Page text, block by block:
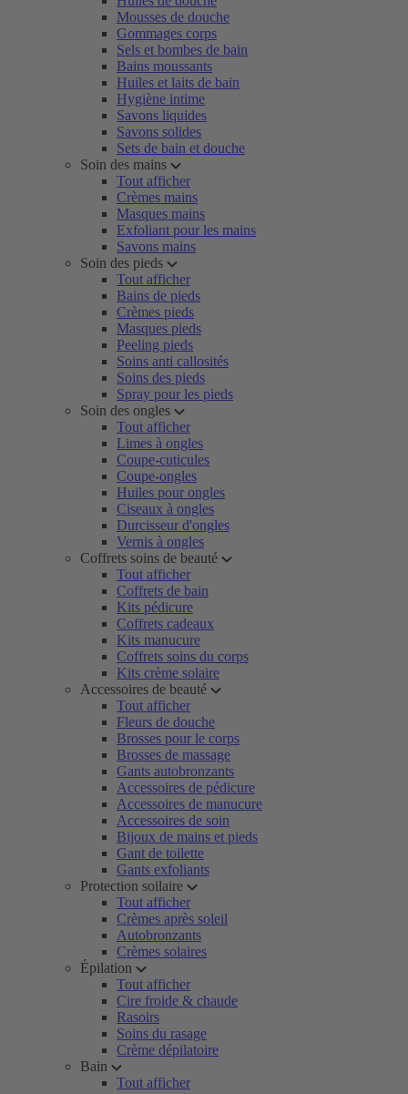
Mousses de douche
Gommages corps
Sels et bombes de bain
Bains moussants
Huiles et laits de bain
Hygiène intime
Savons liquides
Savons solides
Sets de bain et douche
Soin des mains
Tout afficher
Crèmes mains
Masques mains
Exfoliant pour les mains
Savons mains
Soin des pieds
Tout afficher
Bains de pieds
Crèmes pieds
Masques pieds
Peeling pieds
Soins anti callosités
Soins des pieds
Spray pour les pieds
Soin des ongles
Tout afficher
Limes à ongles
Coupe-cuticules
Coupe-ongles
Huiles pour ongles
Ciseaux à ongles
Durcisseur d'ongles
Vernis à ongles
Coffrets soins de beauté
Tout afficher
Coffrets de bain
Kits pédicure
Coffrets cadeaux
Kits manucure
Coffrets soins du corps
Kits crème solaire
Accessoires de beauté
Tout afficher
Fleurs de douche
Brosses pour le corps
Brosses de massage
Gants autobronzants
Accessoires de pédicure
Accessoires de manucure
Accessoires de soin
Bijoux de mains et pieds
Gant de toilette
Gants exfoliants
Protection soilaire
Tout afficher
Crèmes après soleil
Autobronzants
Crèmes solaires
Épilation
Tout afficher
Cire froide & chaude
Rasoirs
Soins du rasage
Crème dépilatoire
Bain
Tout afficher